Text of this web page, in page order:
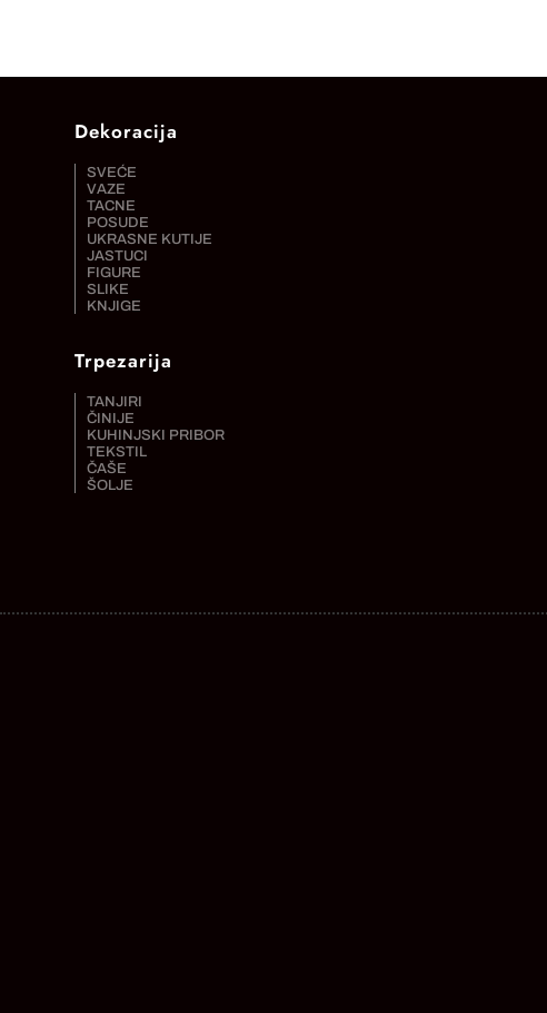
Dekoracija
SVEĆE
VAZE
TACNE
POSUDE
UKRASNE KUTIJE
JASTUCI
FIGURE
SLIKE
KNJIGE
Trpezarija
TANJIRI
ČINIJE
KUHINJSKI PRIBOR
TEKSTIL
ČAŠE
ŠOLJE